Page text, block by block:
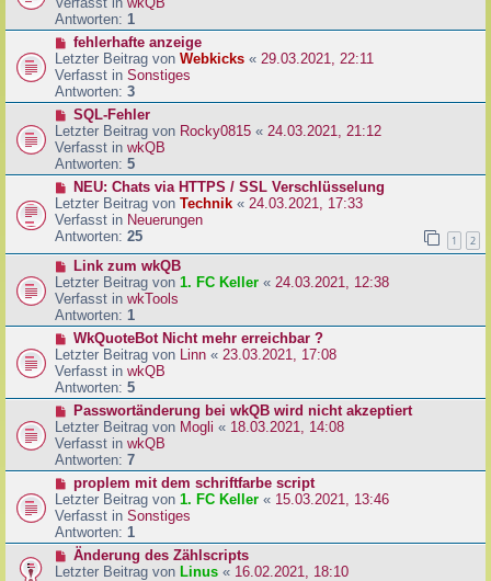
g
t
r
a
g
e
r
B
e
i
t
a
g
Antworten: 1
N
e
u
e
r
B
e
i
t
a
g
fehlerhafte anzeige
Letzter Beitrag von Webkicks « 29.03.2021, 22:11
Verfasst in Sonstiges
Antworten: 3
N
e
u
e
r
B
e
i
t
a
g
SQL-Fehler
Letzter Beitrag von Rocky0815 « 24.03.2021, 21:12
Verfasst in wkQB
Antworten: 5
N
e
u
e
r
B
e
i
t
a
g
NEU: Chats via HTTPS / SSL Verschlüsselung
Letzter Beitrag von Technik « 24.03.2021, 17:33
Verfasst in Neuerungen
Antworten: 25 1 2
N
e
u
e
r
B
e
i
t
a
g
Link zum wkQB
Letzter Beitrag von 1. FC Keller « 24.03.2021, 12:38
Verfasst in wkTools
Antworten: 1
N
e
u
e
r
B
e
i
t
a
g
WkQuoteBot Nicht mehr erreichbar ?
Letzter Beitrag von Linn « 23.03.2021, 17:08
Verfasst in wkQB
Antworten: 5
N
e
u
e
r
B
e
i
t
a
Passwortänderung bei wkQB wird nicht akzeptiert
Letzter Beitrag von Mogli « 18.03.2021, 14:08
Verfasst in wkQB
Antworten: 7
N
e
u
e
r
B
proplem mit dem schriftfarbe script
Letzter Beitrag von 1. FC Keller « 15.03.2021, 13:46
Verfasst in Sonstiges
Antworten: 1
N
e
Änderung des Zählscripts
Letzter Beitrag von Linus « 16.02.2021, 18:10